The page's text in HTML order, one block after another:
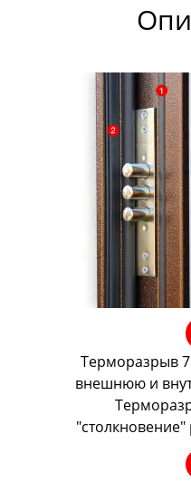
Терморазрыв
внешнюю и